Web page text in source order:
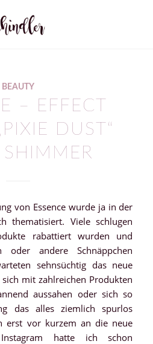
BEAUTY
– EFFECT
DUST“
von Essence wurde ja in der
thematisiert. Viele schlugen
rabattiert wurden und
andere Schnäppchen
sehnsüchtig das neue
mit zahlreichen Produkten
aussahen oder sich so
das alles ziemlich spurlos
erst vor kurzem an die neue
hatte ich schon